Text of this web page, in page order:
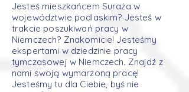
Jesteś mieszkańcem Suraża w
województwie podlaskim? Jesteś w
trakcie poszukiwań pracy w
Niemczech? Znakomicie! Jesteśmy
ekspertami w dziedzinie pracy
tymczasowej w Niemczech. Znajdź z
nami swoją wymarzoną pracę!
Jesteśmy tu dla Ciebie, byś nie